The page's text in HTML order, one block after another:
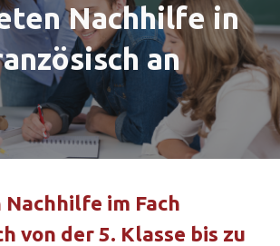
Nachhilfe in
an
im Fach
von der 5. Klasse bis zu